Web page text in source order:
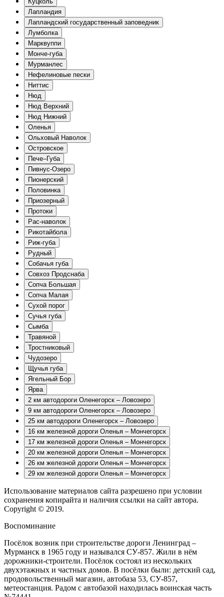
Лапландия
Лапландский государственный заповедник
Лумболка
Марквуппи
Монче-губа
Мурманлес
Нефелиновые пески
Ниттис
Нюд
Нюд Верхний
Нюд Нижний
Оленья
Ольховый Наволок
Островское
Пече–Губа
Пивнус-Озеро
Пионерский
Половинка
Приозерный
Протоки
Рас-наволок
Рикотайбола
Риж-губа
Рудный
Собачья губа
Совхоз Продснаба
Сопча Большая
Сопча Малая
Сухой порог
Сучья губа
Сымба
Травяной
Тростниковый
Чудозеро
Щучья губа
Ягельный Бор
Ярва
2 км автодороги Оленегорск – Ловозеро
9 км автодороги Оленегорск – Ловозеро
25 км автодороги Оленегорск – Ловозеро
16 км железной дороги Оленья – Мончегорск
17 км железной дороги Оленья – Мончегорск
20 км железной дороги Оленья – Мончегорск
26 км железной дороги Оленья – Мончегорск
29 км железной дороги Оленья – Мончегорск
Использование материалов сайта разрешено при условии
сохранения копирайта и наличия ссылки на сайт автора.
Copyright © 2019.
Воспоминание
Посёлок возник при строительстве дороги Ленинград –
Мурманск в 1965 году и назывался СУ-857. Жили в нём
дорожники-строители. Посёлок состоял из нескольких
двухэтажных и частных домов. В посёлки были: детский сад,
продовольственный магазин, автобаза 53, СУ-857,
метеостанция. Радом с автобазой находилась воинская часть